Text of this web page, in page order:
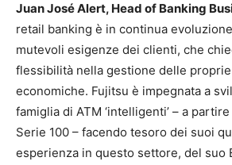
Juan José Alert, Head of Banking
retail banking è in continua
mutevoli esigenze dei clienti, che
flessibilità nella gestione delle
economiche. Fujitsu è impegnata a
famiglia di ATM ‘intelligenti’ – a
Serie 100 – facendo tesoro dei suoi
esperienza in questo settore, del suo